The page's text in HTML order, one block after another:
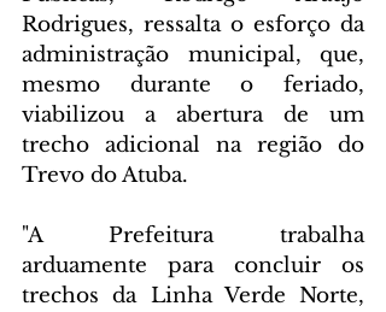
Rodrigues, ressalta o esforço da
administração municipal, que,
mesmo durante o feriado,
viabilizou a abertura de um
trecho adicional na região do
Trevo do Atuba.
"A Prefeitura trabalha
arduamente para concluir os
trechos da Linha Verde Norte,